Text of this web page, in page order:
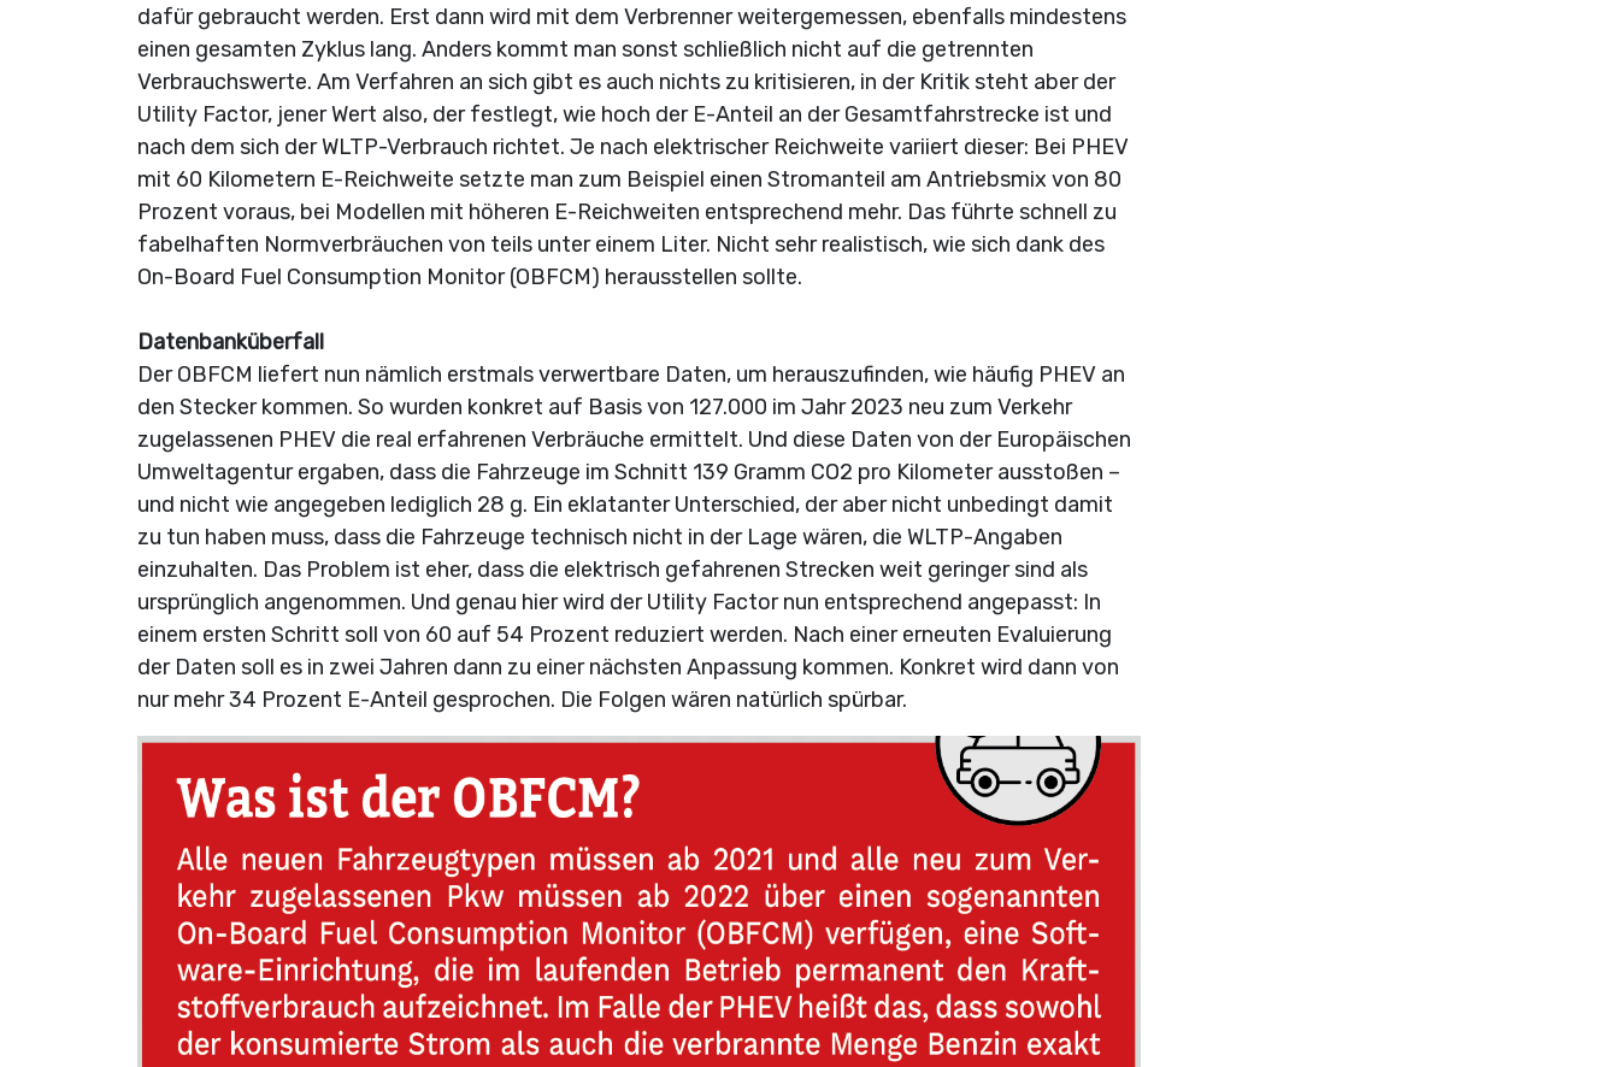
dafür gebraucht werden. Erst dann wird mit dem Verbrenner weitergemessen, ebenfalls mindestens
einen gesamten Zyklus lang. Anders kommt man sonst schließlich nicht auf die getrennten
Verbrauchswerte. Am Verfahren an sich gibt es auch nichts zu kritisieren, in der Kritik steht aber der
Utility Factor, jener Wert also, der festlegt, wie hoch der E-Anteil an der Gesamtfahrstrecke ist und
nach dem sich der WLTP-Verbrauch richtet. Je nach elektrischer Reichweite variiert dieser: Bei PHEV
mit 60 Kilometern E-Reichweite setzte man zum Beispiel einen Stromanteil am Antriebsmix von 80
Prozent voraus, bei Modellen mit höheren E-Reichweiten entsprechend mehr. Das führte schnell zu
fabelhaften Normverbräuchen von teils unter einem Liter. Nicht sehr realistisch, wie sich dank des
On-Board Fuel Consumption Monitor (OBFCM) herausstellen sollte.
Datenbanküberfall
Der OBFCM liefert nun nämlich erstmals verwertbare Daten, um herauszufinden, wie häufig PHEV an
den Stecker kommen. So wurden konkret auf Basis von 127.000 im Jahr 2023 neu zum Verkehr
zugelassenen PHEV die real erfahrenen Verbräuche ermittelt. Und diese Daten von der Europäischen
Umweltagentur ergaben, dass die Fahrzeuge im Schnitt 139 Gramm CO2 pro Kilometer ausstoßen –
und nicht wie angegeben lediglich 28 g. Ein eklatanter Unterschied, der aber nicht unbedingt damit
zu tun haben muss, dass die Fahrzeuge technisch nicht in der Lage wären, die WLTP-Angaben
einzuhalten. Das Problem ist eher, dass die elektrisch gefahrenen Strecken weit geringer sind als
ursprünglich angenommen. Und genau hier wird der Utility Factor nun entsprechend angepasst: In
einem ersten Schritt soll von 60 auf 54 Prozent reduziert werden. Nach einer erneuten Evaluierung
der Daten soll es in zwei Jahren dann zu einer nächsten Anpassung kommen. Konkret wird dann von
nur mehr 34 Prozent E-Anteil gesprochen. Die Folgen wären natürlich spürbar.